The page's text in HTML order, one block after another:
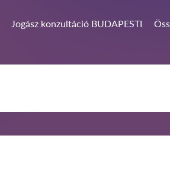
Jogász konzultáció BUDAPESTI